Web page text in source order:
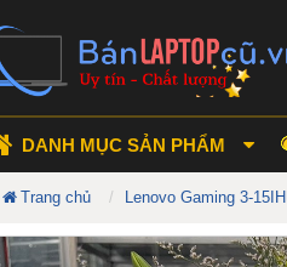
DANH MỤC SẢN PHẨM
Trang chủ Lenovo Gaming 3-